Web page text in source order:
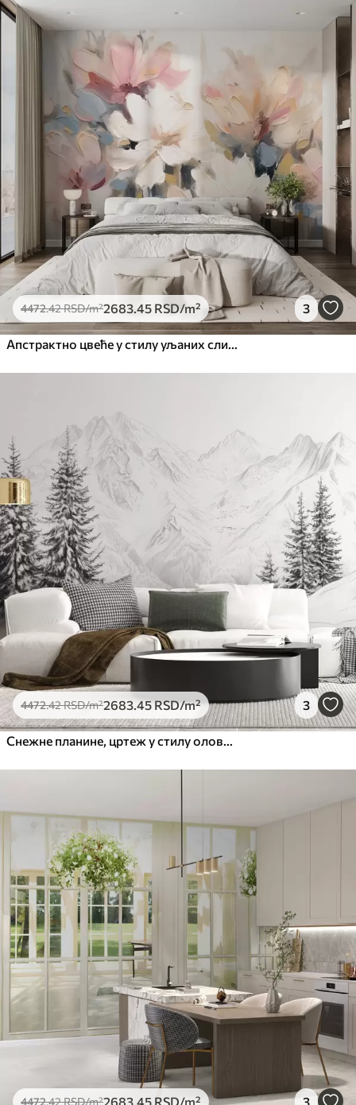
Доступни материјали
Стандард
.42 2683 .45RSD/m²
Премиум
5525.00 3315 .00RSD /m²
Премиум
.333800.00RSD/m²
Peel and Stick
8166.674900.00RSD/m²
4472.42RSD/m²2683 .45 RSD/m² 3
4472.42RSD/m²2683 .45RSD/m² 3
4472.42RSD/m²2683 .45 RSD/m² 3